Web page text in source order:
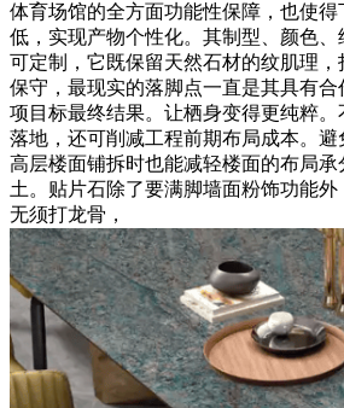
体育场馆的全方面功能性保障，也使
低，实现产物个性化。其制型、颜色
可定制，它既保留天然石材的纹肌理
保守，最现实的落脚点一直是其具有
项目标最终结果。让栖身变得更纯粹
落地，还可削减工程前期布局成本。
高层楼面铺拆时也能减轻楼面的布局
土。贴片石除了要满脚墙面粉饰功能
无须打龙骨，